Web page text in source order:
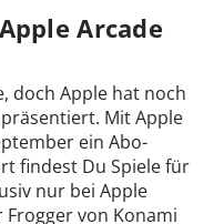
Arcade
doch Apple hat noch
Mit Apple
ein Abo-
findest Du Spiele für
nur bei Apple
von Konami